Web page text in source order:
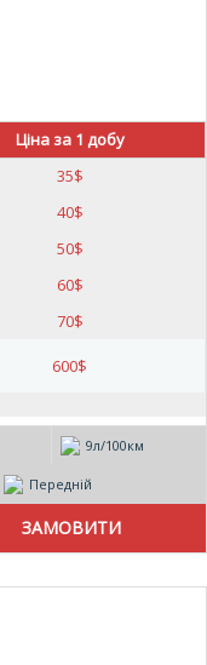
Ціна за 1 добу
35$
40$
50$
60$
70$
600$
9л/100км
Передній